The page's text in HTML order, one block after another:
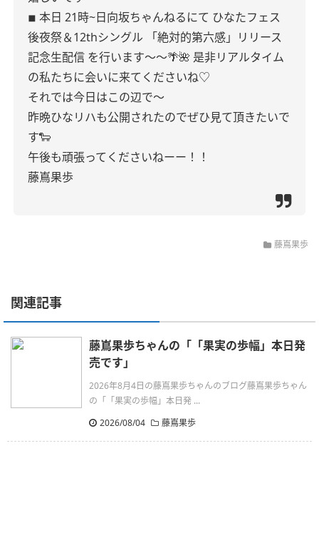
◾︎ 本日 21時~日向坂ちゃんねるにて ひなたフェス
後夜祭＆12thシングル 「絶対的第六感」リリース
記念生配信 を行います〜〜🌴🌺 是非リアルタイム
の私たちに会いに来てくださいね♡
それでは今日はこの辺で〜
昨晩ひなリハも公開されたのでぜひ見て頂きたいで
す🐑
午後も頑張ってくださいねーー！！
藤嶌果歩
藤嶌果歩
関連記事
藤嶌果歩ちゃんの「「果実の歩幅」本日発
売です」
2026年8月4日の藤嶌果歩ちゃんのブログ藤嶌果歩ちゃん
の「「果実の歩幅」本日発 ...
2026/08/04
藤嶌果歩